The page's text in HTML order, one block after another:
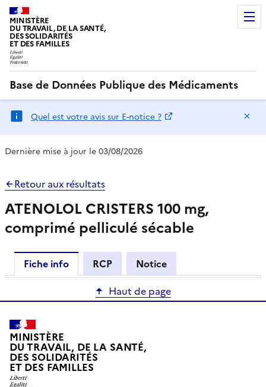
MINISTÈRE
DU TRAVAIL, DE LA SANTÉ,
DES SOLIDARITÉS
ET DES FAMILLES
Base de Données Publique des Médicaments
Quel est votre avis sur E-notice ?
Dernière mise à jour le 03/08/2026
Retour aux résultats
ATENOLOL CRISTERS 100 mg,
comprimé pelliculé sécable
Fiche info RCP
Notice
Haut de page
MINISTÈRE
DU TRAVAIL, DE LA SANTÉ,
DES SOLIDARITÉS
ET DES FAMILLES